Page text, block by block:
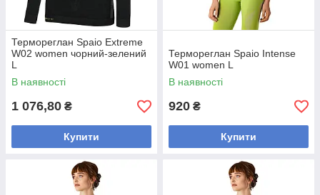
Термореглан Spaio Extreme
W02 women чорний-зелений
L
В наявності
1 076,80 ₴
Купити
Термореглан Spaio Intense
W01 women L
В наявності
920 ₴
Купити